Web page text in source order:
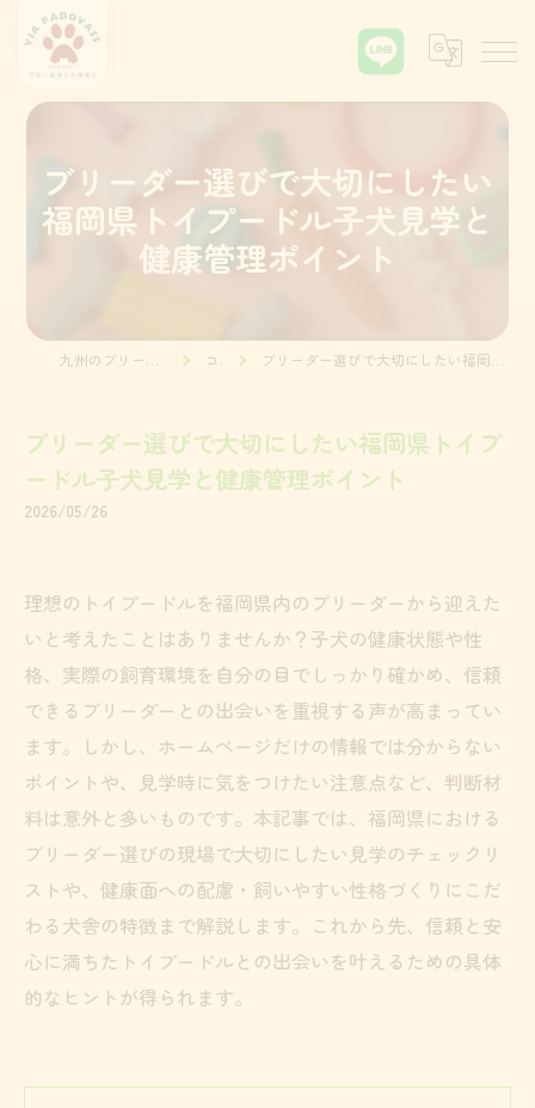
ブリーダー選びで大切にしたい
福岡県トイプードル子犬見学と
健康管理ポイント
コラム ブリーダー選びで大切にしたい福岡県トイプードル子犬見学と健康管理ポイント
ブリーダー選びで大切にしたい福岡県トイプ
ードル子犬見学と健康管理ポイント
2026/05/26
理想のトイプードルを福岡県内のブリーダーから迎えた
いと考えたことはありませんか？子犬の健康状態や性
格、実際の飼育環境を自分の目でしっかり確かめ、信頼
できるブリーダーとの出会いを重視する声が高まってい
ます。しかし、ホームページだけの情報では分からない
ポイントや、見学時に気をつけたい注意点など、判断材
料は意外と多いものです。本記事では、福岡県における
ブリーダー選びの現場で大切にしたい見学のチェックリ
ストや、健康面への配慮・飼いやすい性格づくりにこだ
わる犬舎の特徴まで解説します。これから先、信頼と安
心に満ちたトイプードルとの出会いを叶えるための具体
的なヒントが得られます。